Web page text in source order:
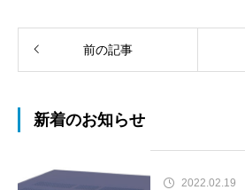
前の記事
新着のお知らせ
2022.02.19